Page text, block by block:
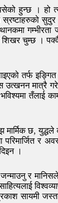
हुन्छ ।
गम्भीरता
चुम्छ ।
तर्फ
मात्रै
छ,
।
जन्माउनु र
सायमी